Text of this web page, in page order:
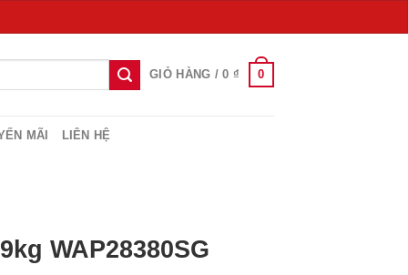
GIỎ HÀNG /0 ₫ 0
MÃI LIÊN HỆ
WAP28380SG